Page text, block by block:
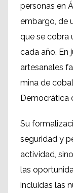
personas en
embargo, de
que se cobra
cada año. En
artesanales
mina de
Democrática
Su
seguridad y
actividad,
las
incluidas las